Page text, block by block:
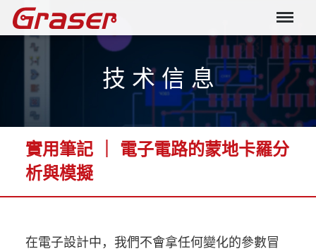
技 术 信 息
實用筆記 ｜ 電子電路的蒙地卡羅分
析與模擬
在電子設計中，我們不會拿任何變化的參數冒